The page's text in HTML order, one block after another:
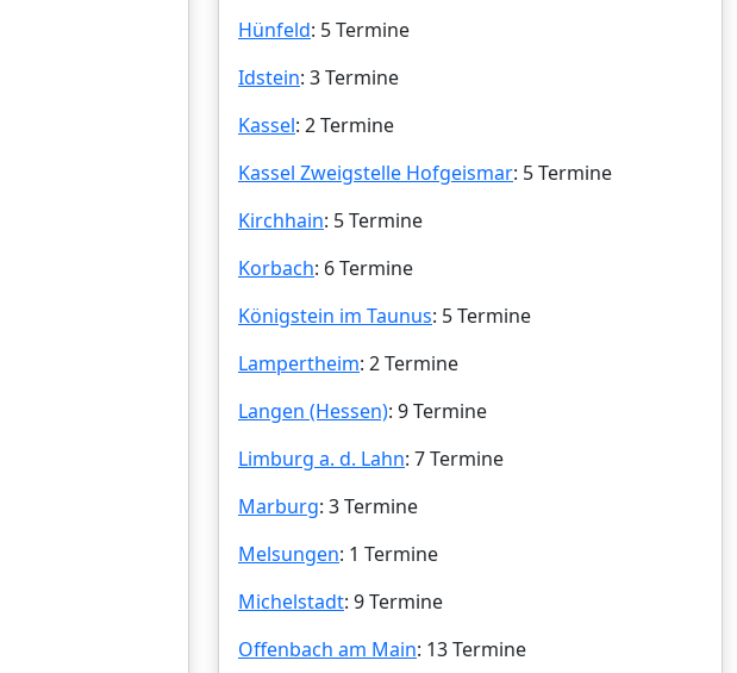
Hünfeld: 5 Termine
Idstein: 3 Termine
Kassel: 2 Termine
Kassel Zweigstelle Hofgeismar: 5 Termine
Kirchhain: 5 Termine
Korbach: 6 Termine
Königstein im Taunus: 5 Termine
Lampertheim: 2 Termine
Langen (Hessen): 9 Termine
Limburg a. d. Lahn: 7 Termine
Marburg: 3 Termine
Melsungen: 1 Termine
Michelstadt: 9 Termine
Offenbach am Main: 13 Termine